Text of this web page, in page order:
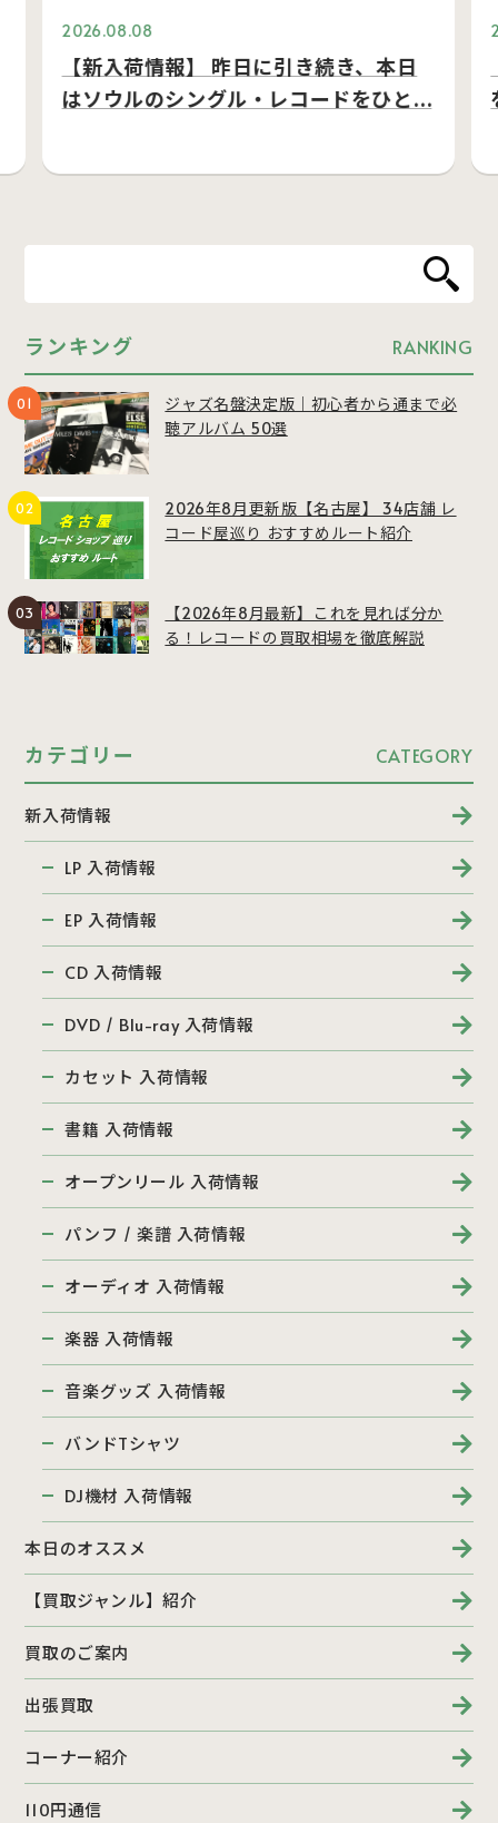
2026.08.08
【新入荷情報】 昨日に引き続き、本日
はソウルのシングル・レコードをひと…
ランキング RANKING
ジャズ名盤決定版｜初心者から通まで必
聴アルバム 50選
2026年8月更新版【名古屋】 34店舗 レ
コード屋巡り おすすめルート紹介
【2026年8月最新】これを見れば分か
る！レコードの買取相場を徹底解説
カテゴリー CATEGORY
新入荷情報
LP 入荷情報
EP 入荷情報
CD 入荷情報
DVD / Blu-ray 入荷情報
カセット 入荷情報
書籍 入荷情報
オープンリール 入荷情報
パンフ / 楽譜 入荷情報
オーディオ 入荷情報
楽器 入荷情報
音楽グッズ 入荷情報
バンドTシャツ
DJ機材 入荷情報
本日のオススメ
【買取ジャンル】紹介
買取のご案内
出張買取
コーナー紹介
110円通信